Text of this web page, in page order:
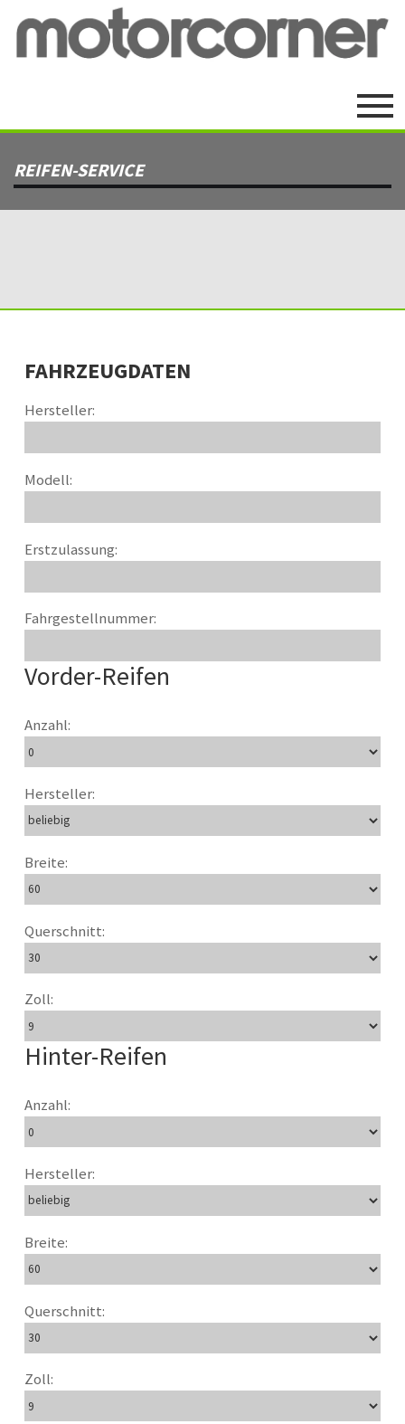
REIFEN-SERVICE
FAHRZEUGDATEN
Hersteller:
Modell:
Erstzulassung:
Fahrgestellnummer:
Vorder-Reifen
Anzahl:
Hersteller:
Breite:
Querschnitt:
Zoll:
Hinter-Reifen
Anzahl:
Hersteller:
Breite:
Querschnitt:
Zoll: